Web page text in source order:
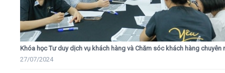
Khóa học Tư duy dịch vụ khách hàng và Chăm sóc khách hàng chuyên
27/07/2024